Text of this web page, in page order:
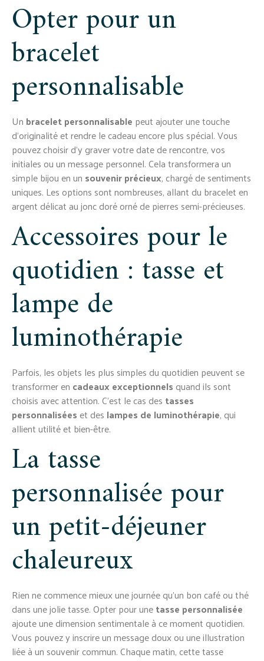
Opter pour un
bracelet
personnalisable
Un bracelet personnalisable peut ajouter une touche
d’originalité et rendre le cadeau encore plus spécial. Vous
pouvez choisir d’y graver votre date de rencontre, vos
initiales ou un message personnel. Cela transformera un
simple bijou en un souvenir précieux, chargé de sentiments
uniques. Les options sont nombreuses, allant du bracelet en
argent délicat au jonc doré orné de pierres semi-précieuses.
Accessoires pour le
quotidien : tasse et
lampe de
luminothérapie
Parfois, les objets les plus simples du quotidien peuvent se
transformer en cadeaux exceptionnels quand ils sont
choisis avec attention. C’est le cas des tasses
personnalisées et des lampes de luminothérapie, qui
allient utilité et bien-être.
La tasse
personnalisée pour
un petit-déjeuner
chaleureux
Rien ne commence mieux une journée qu’un bon café ou thé
dans une jolie tasse. Opter pour unetasse personnalisée
ajoute une dimension sentimentale à ce moment quotidien.
Vous pouvez y inscrire un message doux ou une illustration
liée à un souvenir commun. Chaque matin, cette tasse